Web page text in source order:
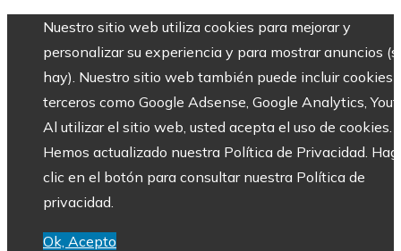
Nuestro sitio web utiliza cookies para mejorar y
personalizar su experiencia y para mostrar anuncios
hay). Nuestro sitio web también puede incluir cookies
terceros como Google Adsense, Google Analytics,
Al utilizar el sitio web, usted acepta el uso de cookies.
Hemos actualizado nuestra Política de Privacidad.
clic en el botón para consultar nuestra Política de
privacidad.
Ok, Acepto